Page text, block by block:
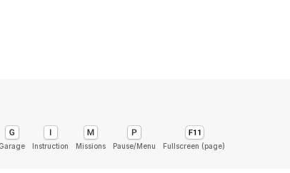
Garage Instruction Missions Pause/Menu Fullscreen (page)